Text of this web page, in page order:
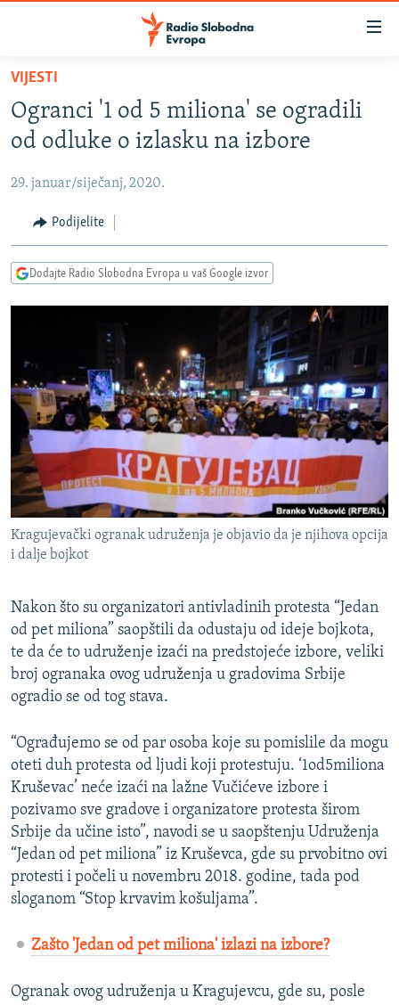
Pređite
glavni
sadržaj
na
navigaciju
Pređite
na
BOSNA I HERCEGOVINA
KOSOVO
CRNA GORA
VIDEO
PODCASTI
RSE PRIČE IZ SVIJETA
ISPRIČAJ MI
DNEVNO@RSE
SPECIJALI RSE
VIŠE OD NASLOVA
GENOCID U SREBRENICI
TV LIBERTY
POST SCRIPTUM
MOJA EVROPA
TRI DECENIJE OD RATA U BIH
SVE KARTE DEJTONA
NASTANAK I RASPAD JUGOSLAVIJE
PRATITE NAS
Sve RFE/RL stranice
VIJESTI
Ogranci '1 od 5 miliona' se ogradili
od odluke o izlasku na izbore
29. januar/siječanj, 2020.
Podijelite
Dodajte Radio Slobodna Evropa u vaš Google izvor
Kragujevački ogranak udruženja je objavio da je njihova opcija
i dalje bojkot
Nakon što su organizatori antivladinih protesta “Jedan
od pet miliona” saopštili da odustaju od ideje bojkota,
te da će to udruženje izaći na predstojeće izbore, veliki
broj ogranaka ovog udruženja u gradovima Srbije
ogradio se od tog stava.
“Ograđujemo se od par osoba koje su pomislile da mogu
oteti duh protesta od ljudi koji protestuju. ‘1od5miliona
Kruševac’ neće izaći na lažne Vučićeve izbore i
pozivamo sve gradove i organizatore protesta širom
Srbije da učine isto”, navodi se u saopštenju Udruženja
“Jedan od pet miliona” iz Kruševca, gde su prvobitno ovi
protesti i počeli u novembru 2018. godine, tada pod
sloganom “Stop krvavim košuljama”.
Zašto 'Jedan od pet miliona' izlazi na izbore?
Ogranak ovog udruženja u Kragujevcu, gde su, posle